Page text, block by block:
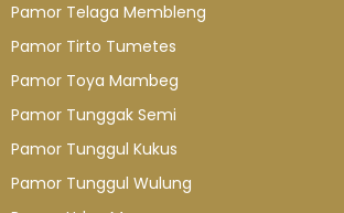
Pamor Telaga Membleng
Pamor Tirto Tumetes
Pamor Toya Mambeg
Pamor Tunggak Semi
Pamor Tunggul Kukus
Pamor Tunggul Wulung